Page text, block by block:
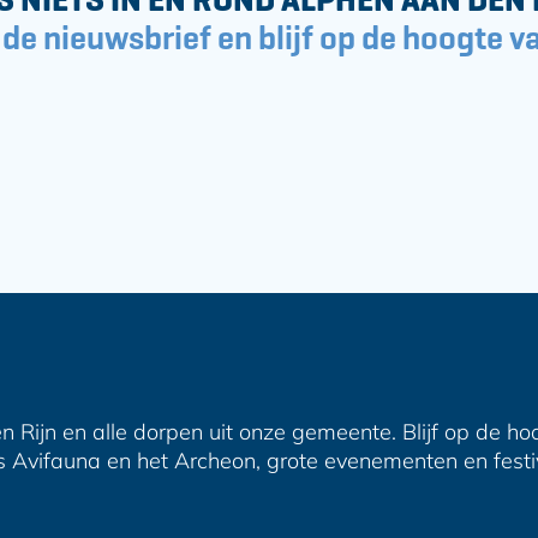
nieuwsbrief en blijf op de hoogte
Rijn en alle dorpen uit onze gemeente. Blijf op de
en het Archeon, grote evenementen en